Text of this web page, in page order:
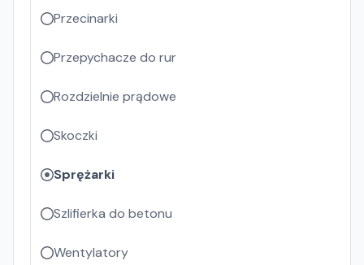
Przecinarki
Przepychacze do rur
Rozdzielnie prądowe
Skoczki
Sprężarki
Szlifierka do betonu
Wentylatory